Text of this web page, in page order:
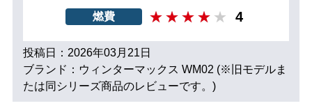
燃費 4
投稿日：2026年03月21日
ブランド：ウィンターマックス WM02 (※旧モデルま
たは同シリーズ商品のレビューです。)